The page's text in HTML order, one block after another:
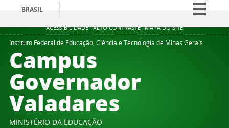
ACESSIBILIDADE ALTO CONTRASTE MAPA DO SITE
BRASIL
Simplifique!
Comunica BR
Instituto Federal de Educação, Ciência e Tecnologia de Minas Gerais
Campus
Governador
Valadares
MINISTÉRIO DA EDUCAÇÃO